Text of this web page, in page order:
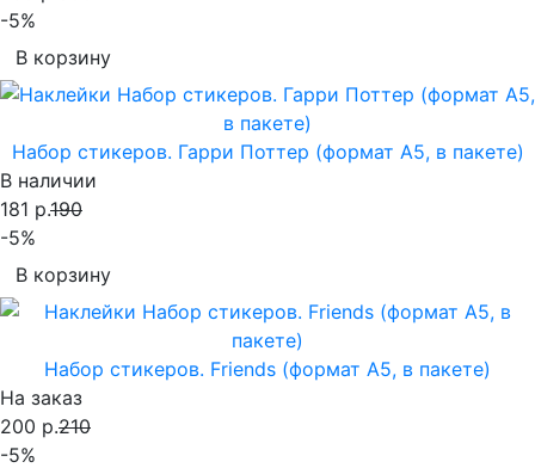
-5%
В корзину
Набор стикеров. Гарри Поттер (формат А5, в пакете)
В наличии
181 р.190
-5%
В корзину
Набор стикеров. Friends (формат А5, в пакете)
На заказ
200 р.210
-5%